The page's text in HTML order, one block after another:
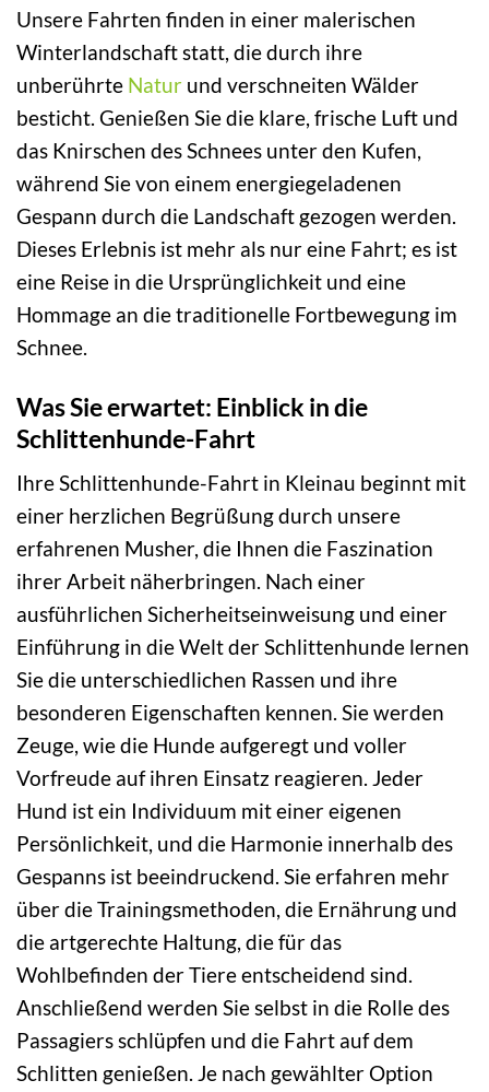
Unsere Fahrten finden in einer malerischen
Winterlandschaft statt, die durch ihre
unberührte Natur und verschneiten Wälder
besticht. Genießen Sie die klare, frische Luft und
das Knirschen des Schnees unter den Kufen,
während Sie von einem energiegeladenen
Gespann durch die Landschaft gezogen werden.
Dieses Erlebnis ist mehr als nur eine Fahrt; es ist
eine Reise in die Ursprünglichkeit und eine
Hommage an die traditionelle Fortbewegung im
Schnee.
Was Sie erwartet: Einblick in die
Schlittenhunde-Fahrt
Ihre Schlittenhunde-Fahrt in Kleinau beginnt mit
einer herzlichen Begrüßung durch unsere
erfahrenen Musher, die Ihnen die Faszination
ihrer Arbeit näherbringen. Nach einer
ausführlichen Sicherheitseinweisung und einer
Einführung in die Welt der Schlittenhunde lernen
Sie die unterschiedlichen Rassen und ihre
besonderen Eigenschaften kennen. Sie werden
Zeuge, wie die Hunde aufgeregt und voller
Vorfreude auf ihren Einsatz reagieren. Jeder
Hund ist ein Individuum mit einer eigenen
Persönlichkeit, und die Harmonie innerhalb des
Gespanns ist beeindruckend. Sie erfahren mehr
über die Trainingsmethoden, die Ernährung und
die artgerechte Haltung, die für das
Wohlbefinden der Tiere entscheidend sind.
Anschließend werden Sie selbst in die Rolle des
Passagiers schlüpfen und die Fahrt auf dem
Schlitten genießen. Je nach gewählter Option